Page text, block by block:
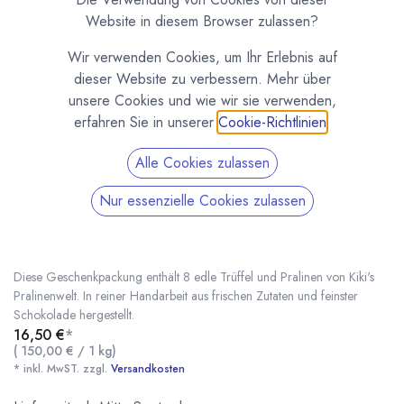
8 Edle Trüffel und Pralinen in
Diese Geschenkpackung enthält 8 edle Trüffel und Pralinen von Kiki's
Pralinenwelt. In reiner Handarbeit aus frischen Zutaten und feinster
Schokolade hergestellt.
16,50 €*
( 150,00 € / 1 kg)
* inkl. MwST. zzgl. Versandkosten
Website in diesem Browser zulassen?
Wir verwenden Cookies, um Ihr Erlebnis auf
dieser Website zu verbessern. Mehr über
unsere Cookies und wie wir sie verwenden,
erfahren Sie in unserer Cookie-Richtlinien
Alle Cookies zulassen
Nur essenzielle Cookies zulassen